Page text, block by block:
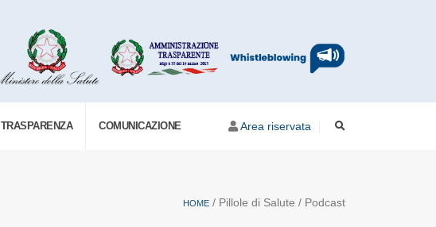
TRASPARENZA COMUNICAZIONE Area riservata
HOME / Pillole di Salute / Podcast